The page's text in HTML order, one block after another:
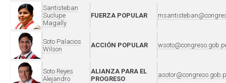
Santisteban
Suclupe
Magally
FUERZA POPULAR
Soto Palacios
Wilson
ACCIÓN POPULAR
Soto Reyes
Alejandro
ALIANZA PARA EL
PROGRESO